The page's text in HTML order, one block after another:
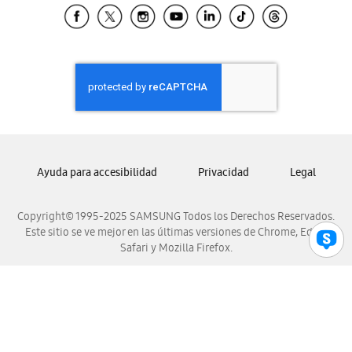
Samsung El Salvador
Samsung Honduras
Samsung Nicaragua
Samsung Panamá
Samsung Venezuela
Copyright© 1995-2025 SAMSUNG Todos los Derechos Reservados.
Este sitio se ve mejor en las últimas versiones de Chrome, Edge,
Safari y Mozilla Firefox.
Ayuda para accesibilidad Privacidad Legal